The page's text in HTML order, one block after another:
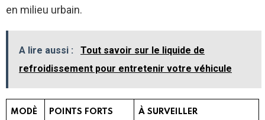
en milieu urbain.
A lire aussi :
Tout savoir sur le liquide de
refroidissement pour entretenir votre véhicule
MODÈ POINTS FORTS À SURVEILLER